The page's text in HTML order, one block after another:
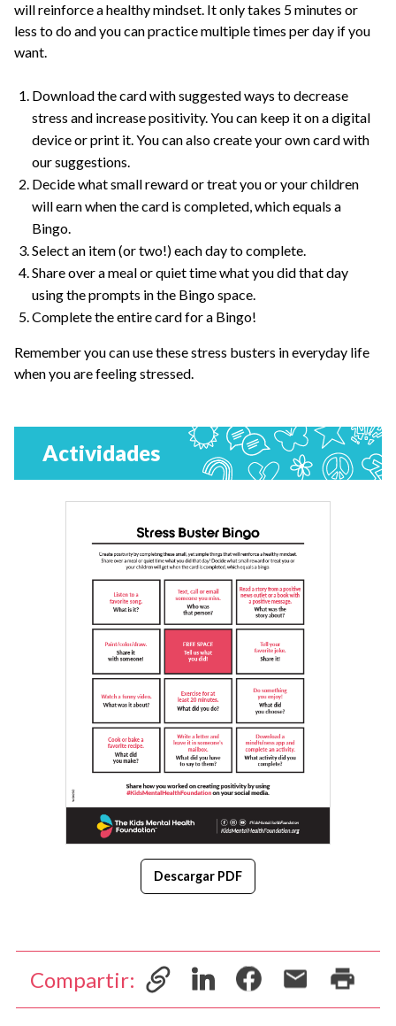
will reinforce a healthy mindset. It only takes 5 minutes or
less to do and you can practice multiple times per day if you
want.
Download the card with suggested ways to decrease
stress and increase positivity. You can keep it on a digital
device or print it. You can also create your own card with
our suggestions.
Decide what small reward or treat you or your children
will earn when the card is completed, which equals a
Bingo.
Select an item (or two!) each day to complete.
Share over a meal or quiet time what you did that day
using the prompts in the Bingo space.
Complete the entire card for a Bingo!
Remember you can use these stress busters in everyday life
when you are feeling stressed.
Actividades
Descargar PDF
Compartir: